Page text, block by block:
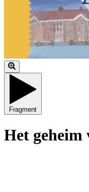
Fragment
Het geheim